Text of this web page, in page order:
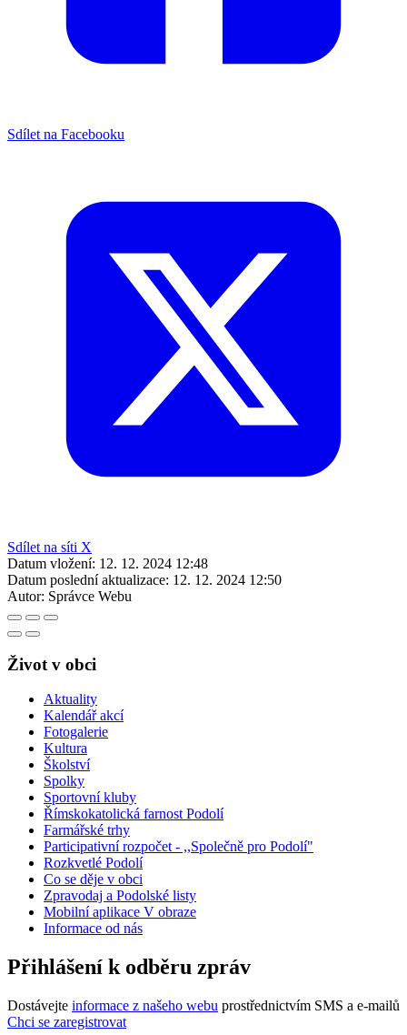
Sdílet na Facebooku
Sdílet na síti X
Datum vložení: 12. 12. 2024 12:48
Datum poslední aktualizace: 12. 12. 2024 12:50
Autor: Správce Webu
Život v obci
Aktuality
Kalendář akcí
Fotogalerie
Kultura
Školství
Spolky
Sportovní kluby
Římskokatolická farnost Podolí
Farmářské trhy
Participativní rozpočet - ,,Společně pro Podolí"
Rozkvetlé Podolí
Co se děje v obci
Zpravodaj a Podolské listy
Mobilní aplikace V obraze
Informace od nás
Přihlášení k odběru zpráv
Dostávejte informace z našeho webu prostřednictvím SMS a e-mailů
Chci se zaregistrovat